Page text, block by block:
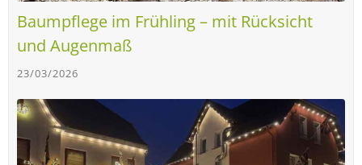
Baumpflege im Frühling – mit Rücksicht
und Augenmaß
23/03/2026